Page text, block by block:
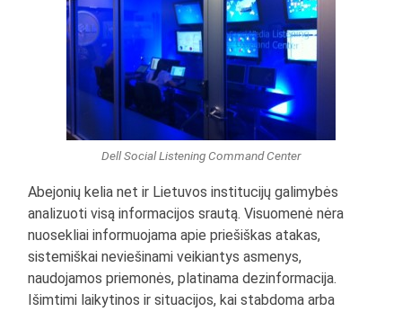
Dell Social Listening Command Center
Abejonių kelia net ir Lietuvos institucijų galimybės
analizuoti visą informacijos srautą. Visuomenė nėra
nuosekliai informuojama apie priešiškas atakas,
sistemiškai neviešinami veikiantys asmenys,
naudojamos priemonės, platinama dezinformacija.
Išimtimi laikytinos ir situacijos, kai stabdoma arba